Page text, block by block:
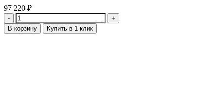
97 220 ₽
Количество
В корзину Купить в 1 клик